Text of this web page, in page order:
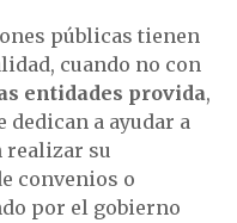
públicas tienen
cuando no con
entidades provida,
dedican a ayudar a
realizar su
convenios o
por el gobierno